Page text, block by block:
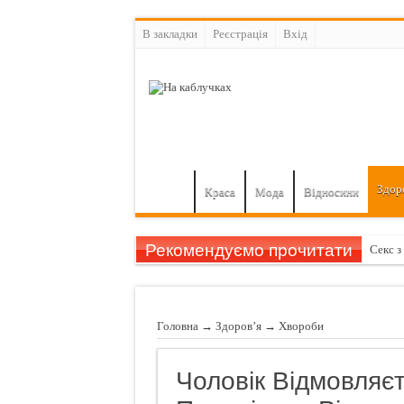
В закладки Реєстрація Вхiд
Краса Мода Відносини
Рекомендуємо прочитати Секс
Як
Головна → Здоров’я → Хвороби
Чоловік